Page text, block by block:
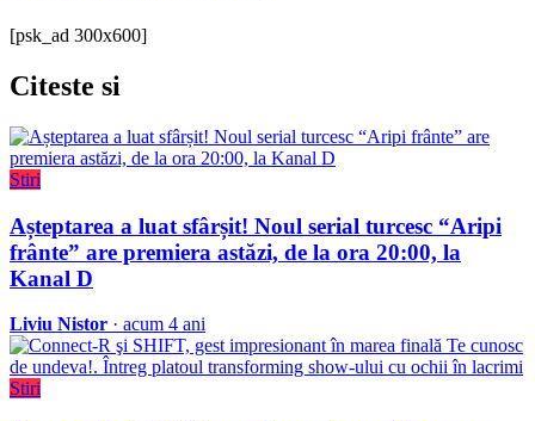
[psk_ad 300x600]
Citeste si
Stiri
Așteptarea a luat sfârșit! Noul serial turcesc “Aripi
frânte” are premiera astăzi, de la ora 20:00, la
Kanal D
Liviu Nistor · acum 4 ani
Stiri